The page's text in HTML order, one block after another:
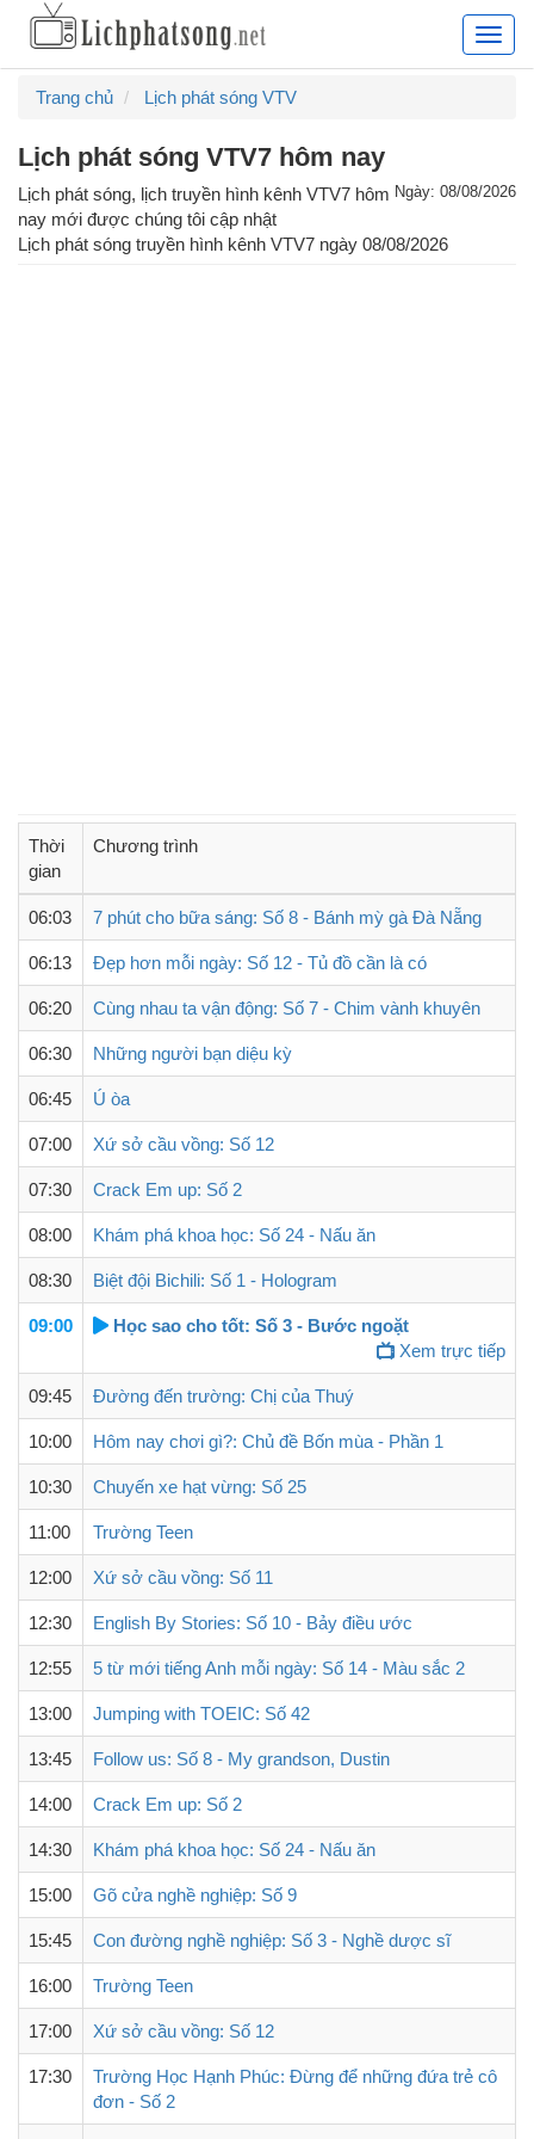
Lịch
ngày,
Trang chủ Lịch phát sóng VTV
Lịch phát sóng VTV7 hôm nay
Ngày: 08/08/2026
Lịch phát sóng, lịch truyền hình kênh VTV7 hôm
nay mới được chúng tôi cập nhật
Lịch phát sóng truyền hình kênh VTV7 ngày 08/08/2026
Thời
gian
Chương trình
06:03 7 phút cho bữa sáng: Số 8 - Bánh mỳ gà Đà Nẵng
06:13 Đẹp hơn mỗi ngày: Số 12 - Tủ đồ cần là có
06:20 Cùng nhau ta vận động: Số 7 - Chim vành khuyên
06:30 Những người bạn diệu kỳ
06:45 Ú òa
07:00 Xứ sở cầu vồng: Số 12
07:30 Crack Em up: Số 2
08:00 Khám phá khoa học: Số 24 - Nấu ăn
08:30 Biệt đội Bichili: Số 1 - Hologram
09:00
Học sao cho tốt: Số 3 - Bước ngoặt
Xem trực tiếp
09:45 Đường đến trường: Chị của Thuý
10:00 Hôm nay chơi gì?: Chủ đề Bốn mùa - Phần 1
10:30 Chuyến xe hạt vừng: Số 25
11:00 Trường Teen
12:00 Xứ sở cầu vồng: Số 11
12:30 English By Stories: Số 10 - Bảy điều ước
12:55 5 từ mới tiếng Anh mỗi ngày: Số 14 - Màu sắc 2
13:00 Jumping with TOEIC: Số 42
13:45 Follow us: Số 8 - My grandson, Dustin
14:00 Crack Em up: Số 2
14:30 Khám phá khoa học: Số 24 - Nấu ăn
15:00 Gõ cửa nghề nghiệp: Số 9
15:45 Con đường nghề nghiệp: Số 3 - Nghề dược sĩ
16:00 Trường Teen
17:00 Xứ sở cầu vồng: Số 12
17:30
Trường Học Hạnh Phúc: Đừng để những đứa trẻ cô
đơn - Số 2